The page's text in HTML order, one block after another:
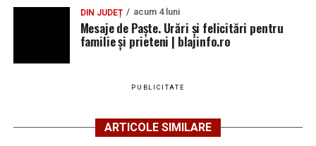
DIN JUDEȚ acum 4 luni
Mesaje de Paște. Urări și felicitări pentru
familie și prieteni | blajinfo.ro
PUBLICITATE
ARTICOLE SIMILARE